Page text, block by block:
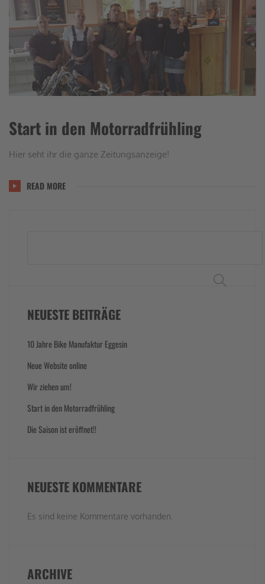
Start in den Motorradfrühling
Hier seht ihr die ganze Zeitungsanzeige!
READ MORE
Suchen
NEUESTE BEITRÄGE
10 Jahre Bike Manufaktur Eggesin
Neue Website online
Wir ziehen um!
Start in den Motorradfrühling
Die Saison ist eröffnet!!
NEUESTE KOMMENTARE
Es sind keine Kommentare vorhanden.
ARCHIVE